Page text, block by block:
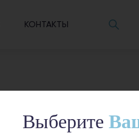
Выберите
КОНТАКТЫ